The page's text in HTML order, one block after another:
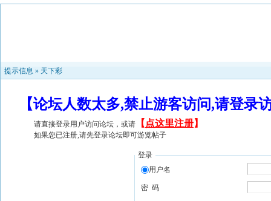
提示信息 » 天下彩
【论坛人数太多,禁止游客访问,请登
请直接登录用户访问论坛，或请 【 点这里注册】
如果您已注册,请先登录论坛即可游览帖子
登录
用户名
密 码